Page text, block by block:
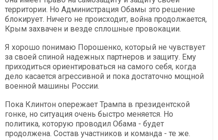
территории. Но Администрация Обамы это решение
блокирует. Ничего не происходит, война продолжается,
Крым захвачен и везде сплошные провокации.
Я хорошо понимаю Порошенко, который не чувствует
за своей спиной надежных партнеров и защиту. Ему
приходиться ориентироваться на самого себя, когда
дело касается агрессивной и пока достаточно мощной
военной машины России.
Пока Клинтон опережает Трампа в президентской
гонке, но ситуация очень быстро меняется. Но
политика, которую проводил Обама - будет
продолжена. Состав участников и команда - те же.